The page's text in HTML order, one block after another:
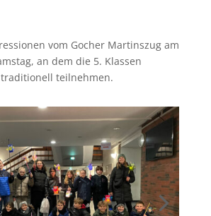
vom Gocher Martinszug am
an dem die 5. Klassen
teilnehmen.